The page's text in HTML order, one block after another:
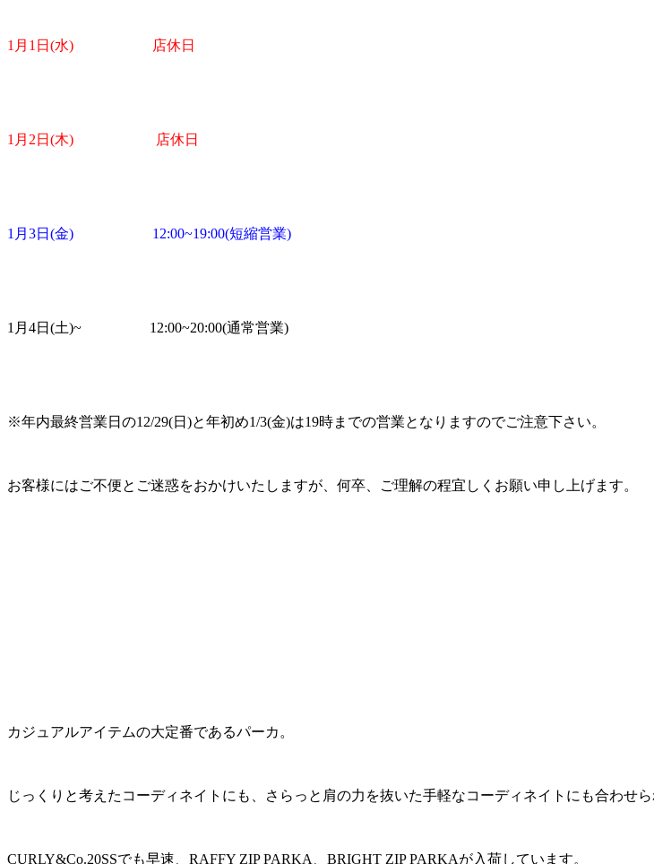
1月1日(水) 店休日
1月2日(木) 店休日
1月3日(金) 12:00~19:00(短縮営業)
1月4日(土)~ 12:00~20:00(通常営業)
※年内最終営業日の12/29(日)と年初め1/3(金)は19時までの営業となりますのでご注意下さい。
お客様にはご不便とご迷惑をおかけいたしますが、何卒、ご理解の程宜しくお願い申し上げます。
カジュアルアイテムの大定番であるパーカ。
じっくりと考えたコーディネイトにも、さらっと肩の力を抜いた手軽なコーディネイトにも合わせ
CURLY&Co.20SSでも早速、RAFFY ZIP PARKA、BRIGHT ZIP PARKAが入荷しています。